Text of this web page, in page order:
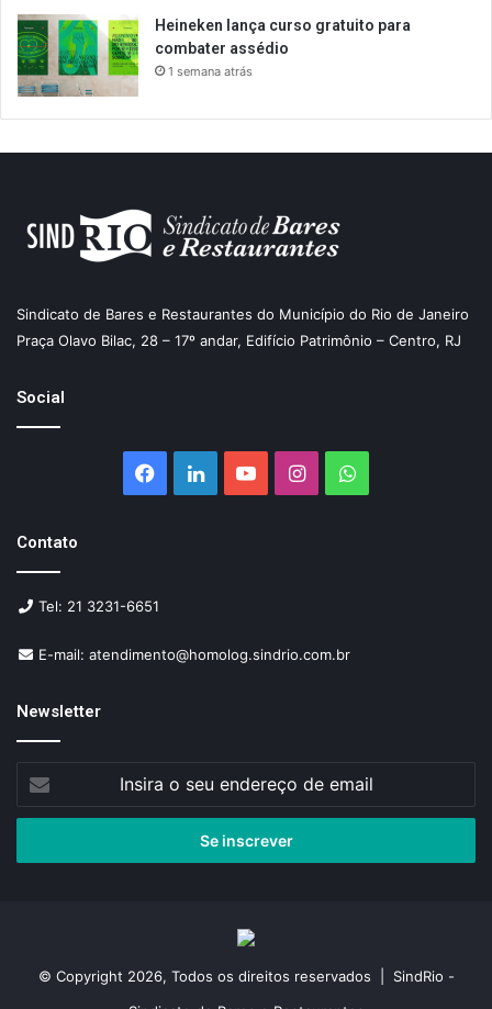
Heineken lança curso gratuito para
combater assédio
1 semana atrás
Sindicato de Bares e Restaurantes do Município do Rio de Janeiro
Praça Olavo Bilac, 28 – 17º andar, Edifício Patrimônio – Centro, RJ
Social
Facebook
LinkedinYouTubeInstagramWhatsApp
Contato
Tel: 21 3231-6651
E-mail: atendimento@homolog.sindrio.com.br
Newsletter
seu
de
© Copyright 2026, Todos os direitos reservados | SindRio -